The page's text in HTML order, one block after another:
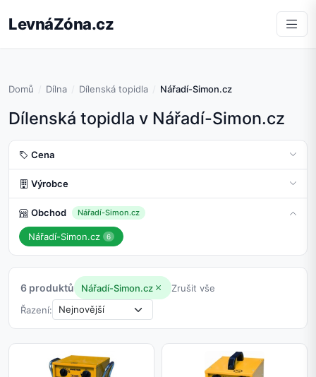
LevnáZóna.cz
Domů Dílna Dílenská topidla Nářadí-Simon.cz
Dílenská topidla v Nářadí-Simon.cz
Cena
Výrobce
Obchod Nářadí-Simon.cz
Nářadí-Simon.cz 6
6 produktů Nářadí-Simon.cz
Zrušit vše
Řazení: